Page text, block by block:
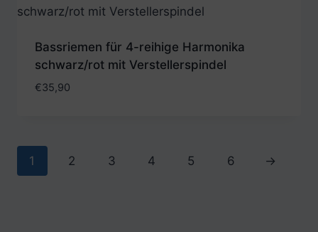
Bassriemen für 4-reihige Harmonika
schwarz/rot mit Verstellerspindel
€35,90
1 2 3 4 5 6 →